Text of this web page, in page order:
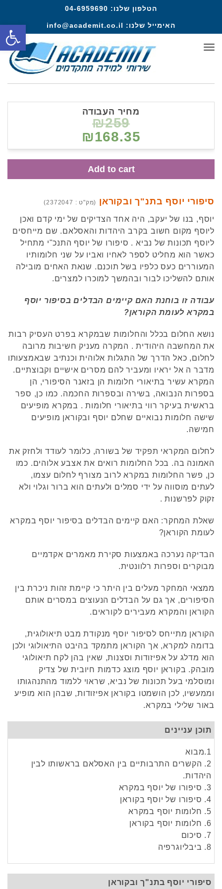
הטלפון שלנו: 04-6959690
האימייל שלנו: info@academit.co.il
תפריט
סיפורי יוסף בתנ"ך ובקוראן (מק"ט : 2372047)
יוסף, בנו של יעקב, היה אחד הצדיקים של ימי קדם ואכן
ליוסף מקום חשוב בקרב היהדות והאסלאם. שם מייחסים
ליוסף תכונות של נביא . סיפורו של יוסף התנכ"י מתחיל
כאשר הוא מחליט לספר לאחיו ואביו על שני חלומותיו
המעוררים כעס כלפיו בשל תוכנם. שנאת האחים מובילה
אותם להשליכו לבור ובהמשך למוכרו למצרים.
עבודה זו בוחנת האם קיימים הבדלים בסיפור יוסף
במקרא לעומת הקוראן?
נושא החלום בכלל והחלומות שבמקרא בפרט העסיק רבות
את המחשבה היהודית . המקרה מעניק חשיבות מרובה
לחלום, כאל הדרך של התגלות אלוהית וכנתיב שבאמצעותו
מדבר ה אל יראיו ומעביר להם מסרים אישיים וקבוצתיים.
המקרא עשיר בתיאורי חלומות הן בזאנר הסיפורי, הן
בספרות הנבואה, בשירה ובספרות החכמה. כמו כן, ספר
בראשית בעיקר רווי בתיאורי חלומות . במקרא מופיעים
שישה חלומות נבואיים שחלם יוסף ובקוראן מופיעים
חמישה.
לחלום המקראי תפקיד של בשורה, כלומר לעודד ולחזק את
האמונה בה. בכל החלומות רואים את אצבע אלוהים. כמו
כן, פשר החלומות במקרא לרוב מצורף לחלום עצמו,
לעתים מוסווה על ידי סמלים ולעתים הוא ברור וגלוי ולא
זקוק לפרשנות .
שאלת המחקר: האם קיימים הבדלים בסיפור יוסף במקרא
לעומת הקוראן?
הבדיקה נערכה באמצעות סקירת מאמרים אקדמיים
מבוקרים וספרות רלוונטית.
ממצאי המחקר מעלים בין היתר כי קיימת זהות ניכרת בין
הסיפורים, אך גם על הבדלים הנעוצים במסרים אותם
הקוראן והמקרא מעבירים לקוראים.
הקוראן מתייחס לסיפור יוסף מנקודת מבט תיאולוגית,
בדומה למקרא, אך הקוראן מתמקד בהיבט התיאולוגי ולכן
הוא מדלג על אפיזודות וסצנות, שאין בהן לקח תיאולוגי
מובהק. בקוראן יוסף מוצג כדמות חיובית של צדיק
ומוסלמי בעל תכונות של נביא, שראוי ללמוד מהתנהגותו
וממעשיו, לכן הושמטו בקוראן אפיזודות, שבהן הוא מופיע
באור שלילי במקרא.
תוכן עניינים
1.מבוא
2. הקשרים התרבותיים בין האסלאם בראשותו לבין
היהדות.
3. סיפורו של יוסף במקרא
4. סיפורו של יוסף בקוראן
5. חלומות יוסף במקרא
6. חלומות יוסף בקוראן
7. סיכום
8. ביבליוגרפיה
סיפורי יוסף בתנ"ך ובקוראן
מחיר העבודה
₪259
₪168.35
Add to cart
פתח